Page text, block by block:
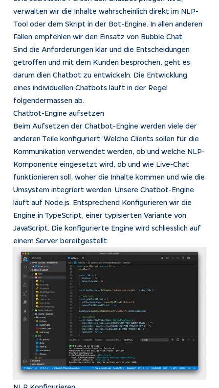
verwalten wir die Inhalte wahrscheinlich direkt im NLP-
Tool oder dem Skript in der Bot-Engine. In allen anderen
Fällen empfehlen wir den Einsatz von Bubble Chat.
Sind die Anforderungen klar und die Entscheidungen
getroffen und mit dem Kunden besprochen, geht es
darum dien Chatbot zu entwickeln. Die Entwicklung
eines individuellen Chatbots läuft in der Regel
folgendermassen ab.
Chatbot-Engine aufsetzen
Beim Aufsetzen der Chatbot-Engine werden viele der
anderen Teile konfiguriert: Welche Clients sollen für die
Kommunikation verwendet werden, ob und welche NLP-
Komponente eingesetzt wird, ob und wie Live-Chat
funktionieren soll, woher die Inhalte kommen und wie die
Umsystem integriert werden. Unsere Chatbot-Engine
läuft auf Node.js. Entsprechend Konfigurieren wir die
Engine in TypeScript, einer typisierten Variante von
JavaScript. Die konfigurierte Engine wird schliesslich auf
einem Server bereitgestellt.